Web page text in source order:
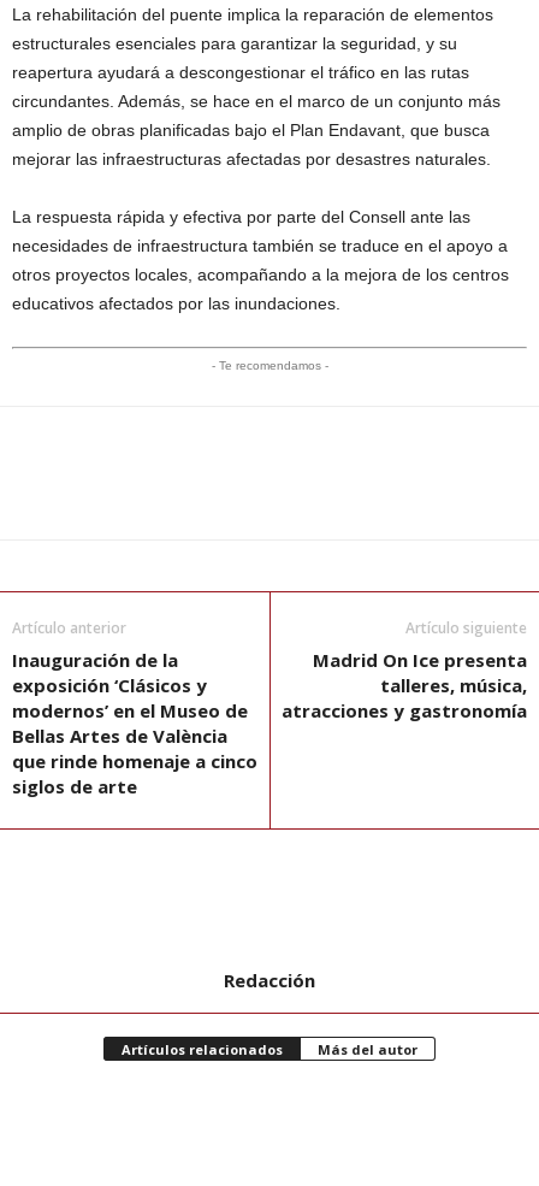
La rehabilitación del puente implica la reparación de elementos
estructurales esenciales para garantizar la seguridad, y su
reapertura ayudará a descongestionar el tráfico en las rutas
circundantes. Además, se hace en el marco de un conjunto más
amplio de obras planificadas bajo el Plan Endavant, que busca
mejorar las infraestructuras afectadas por desastres naturales.
La respuesta rápida y efectiva por parte del Consell ante las
necesidades de infraestructura también se traduce en el apoyo a
otros proyectos locales, acompañando a la mejora de los centros
educativos afectados por las inundaciones.
- Te recomendamos -
Artículo anterior
Inauguración de la
exposición ‘Clásicos y
modernos’ en el Museo de
Bellas Artes de València
que rinde homenaje a cinco
siglos de arte
Artículo siguiente
Madrid On Ice presenta
talleres, música,
atracciones y gastronomía
Redacción
Artículos relacionados Más del autor